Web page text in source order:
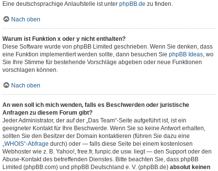
Eine deutschsprachige Anlaufstelle ist unter phpBB.de zu finden.
Nach oben
Warum ist Funktion x oder y nicht enthalten?
Diese Software wurde von phpBB Limited geschrieben. Wenn Sie denken, dass
eine Funktion implementiert werden sollte, dann besuchen Sie phpBB Ideas, wo
Sie Ihre Stimme für bestehende Vorschläge abgeben oder neue Funktionen
vorschlagen können.
Nach oben
An wen soll ich mich wenden, falls es Beschwerden oder juristische
Anfragen zu diesem Forum gibt?
Jeder Administrator, der auf der „Das Team“-Seite aufgeführt ist, ist ein
geeigneter Kontakt für Ihre Beschwerde. Wenn Sie so keine Antwort erhalten,
sollten Sie den Besitzer der Domain kontaktieren (führen Sie dazu eine
„WHOIS“-Abfrage durch) oder — falls diese Seite bei einem kostenlosen
Webhoster wie z. B. Yahoo!, free.fr, funpic.de usw. liegt — den Support oder den
Abuse-Kontakt des betreffenden Dienstes. Bitte beachten Sie, dass phpBB
Limited (phpBB.com) und phpBB Deutschland e. V. (phpBB.de) absolut keinen